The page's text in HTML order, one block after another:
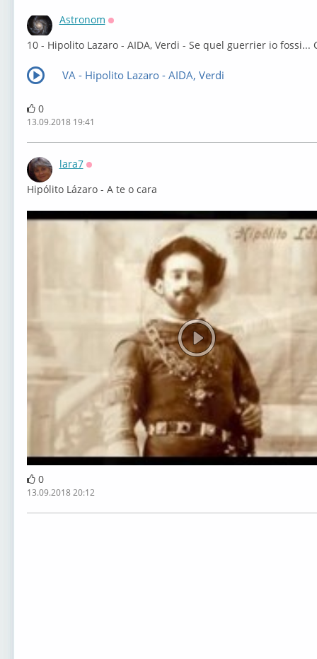
Astronom
⁣10 - Hipolito Lazaro - AIDA, Verdi - Se quel guerrier io fossi...
VA - Hipolito Lazaro - AIDA, Verdi
0
13.09.2018 19:41
lara7
Hipólito Lázaro - A te o cara
0
13.09.2018 20:12